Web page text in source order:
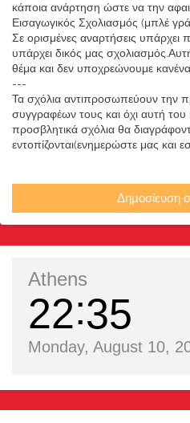
κάποια ανάρτηση ώστε να την
Εισαγωγικός Σχολιασμός (μπλέ
Σε ορισμένες αναρτήσεις
υπάρχει δικός μας
θέμα και δεν υποχρεώνουμε
---
Τα σχόλια αντιπροσωπεύουν την
συγγραφέων τους και όχι αυτή
προσβλητικά σχόλια θα
εντοπίζονται(ενημερώστε μας και
Δημοσίευση
Athens
22 35
Monday, August 10,